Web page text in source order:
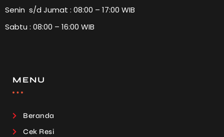
Senin s/d Jumat : 08:00 – 17:00 WIB
Sabtu : 08:00 – 16:00 WIB
MENU
Beranda
Cek Resi